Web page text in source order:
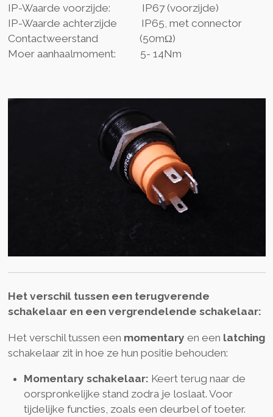
IP-Waarde voorzijde: IP67 (voorzijde)
IP-Waarde achterzijde IP65, met connector
Contactweerstand (50mΩ)
Moer aanhaalmoment: 5- 14Nm
Het verschil tussen een terugverende
schakelaar en een vergrendelende schakelaar:
Het verschil tussen een momentary en een latching
schakelaar zit in hoe ze hun positie behouden:
Momentary schakelaar: Keert terug naar de
oorspronkelijke stand zodra je loslaat. Voor
tijdelijke functies, zoals een deurbel of toeter.